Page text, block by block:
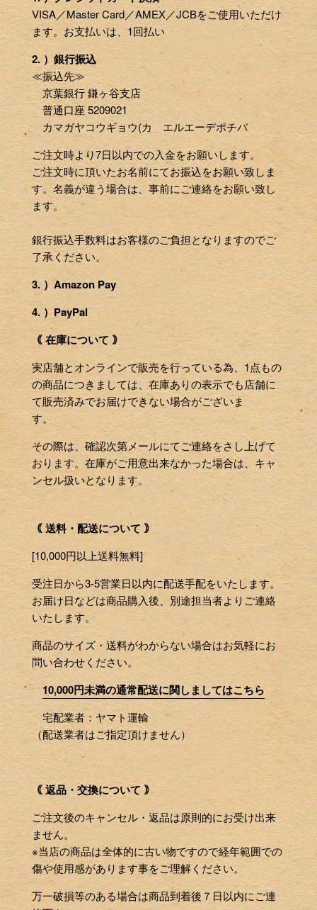
VISA／Master Card／AMEX／JCBをご使用いただけ
ます。お支払いは、1回払い
2. ）銀行振込
≪振込先≫
京葉銀行 鎌ヶ谷支店
普通口座 5209021
カマガヤコウギョウ(カ エルエーデポチバ
ご注文時より7日以内での入金をお願いします。
ご注文時に頂いたお名前にてお振込をお願い致しま
す。名義が違う場合は、事前にご連絡をお願い致し
ます。
銀行振込手数料はお客様のご負担となりますのでご
了承ください。
3. ）Amazon Pay
4. ）PayPal
｟ 在庫について ｠
実店舗とオンラインで販売を行っている為、1点もの
の商品につきましては、在庫ありの表示でも店舗に
て販売済みでお届けできない場合がございま
す。
その際は、確認次第メールにてご連絡をさし上げて
おります。在庫がご用意出来なかった場合は、キャ
ンセル扱いとなります。
｟ 送料・配送について ｠
[10,000円以上送料無料]
受注日から3-5営業日以内に配送手配をいたします。
お届け日などは商品購入後、別途担当者よりご連絡
いたします。
商品のサイズ・送料がわからない場合はお気軽にお
問い合わせください。
10,000円未満の通常配送に関しましてはこちら
宅配業者：ヤマト運輸
（配送業者はご指定頂けません）
｟ 返品・交換について ｠
ご注文後のキャンセル・返品は原則的にお受け出来
ません。
※当店の商品は全体的に古い物ですので経年範囲での
傷や使用感があります事をご理解ください。
万一破損等のある場合は商品到着後７日以内にご連